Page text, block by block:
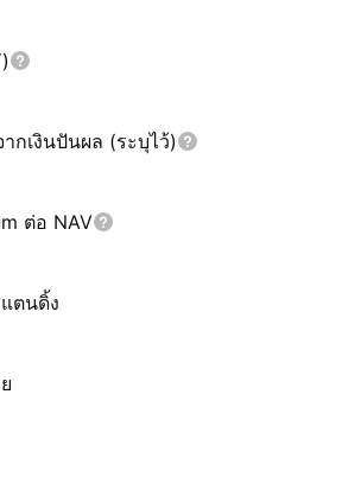
กเงินปันผล (ระบุไว้)
ต่อ NAV
ตนดิ้ง